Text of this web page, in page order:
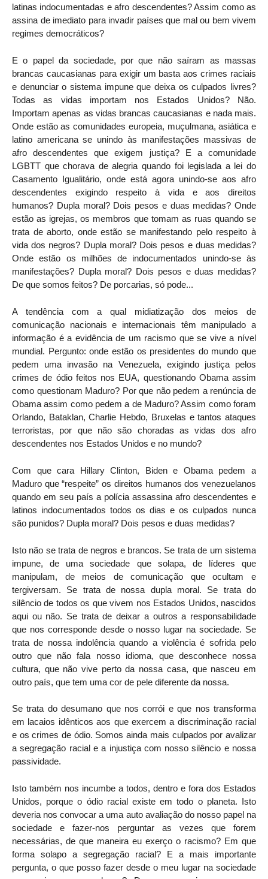
latinas indocumentadas e afro descendentes? Assim como as
assina de imediato para invadir países que mal ou bem vivem
regimes democráticos?
E o papel da sociedade, por que não saíram as massas
brancas caucasianas para exigir um basta aos crimes raciais
e denunciar o sistema impune que deixa os culpados livres?
Todas as vidas importam nos Estados Unidos? Não.
Importam apenas as vidas brancas caucasianas e nada mais.
Onde estão as comunidades europeia, muçulmana, asiática e
latino americana se unindo às manifestações massivas de
afro descendentes que exigem justiça? E a comunidade
LGBTT que chorava de alegria quando foi legislada a lei do
Casamento Igualitário, onde está agora unindo-se aos afro
descendentes exigindo respeito à vida e aos direitos
humanos? Dupla moral? Dois pesos e duas medidas? Onde
estão as igrejas, os membros que tomam as ruas quando se
trata de aborto, onde estão se manifestando pelo respeito à
vida dos negros? Dupla moral? Dois pesos e duas medidas?
Onde estão os milhões de indocumentados unindo-se às
manifestações? Dupla moral? Dois pesos e duas medidas?
De que somos feitos? De porcarias, só pode...
A tendência com a qual midiatização dos meios de
comunicação nacionais e internacionais têm manipulado a
informação é a evidência de um racismo que se vive a nível
mundial. Pergunto: onde estão os presidentes do mundo que
pedem uma invasão na Venezuela, exigindo justiça pelos
crimes de ódio feitos nos EUA, questionando Obama assim
como questionam Maduro? Por que não pedem a renúncia de
Obama assim como pedem a de Maduro? Assim como foram
Orlando, Bataklan, Charlie Hebdo, Bruxelas e tantos ataques
terroristas, por que não são choradas as vidas dos afro
descendentes nos Estados Unidos e no mundo?
Com que cara Hillary Clinton, Biden e Obama pedem a
Maduro que “respeite” os direitos humanos dos venezuelanos
quando em seu país a polícia assassina afro descendentes e
latinos indocumentados todos os dias e os culpados nunca
são punidos? Dupla moral? Dois pesos e duas medidas?
Isto não se trata de negros e brancos. Se trata de um sistema
impune, de uma sociedade que solapa, de líderes que
manipulam, de meios de comunicação que ocultam e
tergiversam. Se trata de nossa dupla moral. Se trata do
silêncio de todos os que vivem nos Estados Unidos, nascidos
aqui ou não. Se trata de deixar a outros a responsabilidade
que nos corresponde desde o nosso lugar na sociedade. Se
trata de nossa indolência quando a violência é sofrida pelo
outro que não fala nosso idioma, que desconhece nossa
cultura, que não vive perto da nossa casa, que nasceu em
outro país, que tem uma cor de pele diferente da nossa.
Se trata do desumano que nos corrói e que nos transforma
em lacaios idênticos aos que exercem a discriminação racial
e os crimes de ódio. Somos ainda mais culpados por avalizar
a segregação racial e a injustiça com nosso silêncio e nossa
passividade.
Isto também nos incumbe a todos, dentro e fora dos Estados
Unidos, porque o ódio racial existe em todo o planeta. Isto
deveria nos convocar a uma auto avaliação do nosso papel na
sociedade e fazer-nos perguntar as vezes que forem
necessárias, de que maneira eu exerço o racismo? Em que
forma solapo a segregação racial? E a mais importante
pergunta, o que posso fazer desde o meu lugar na sociedade